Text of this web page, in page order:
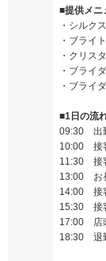
■提供メニ
・シルク
・ブライ
・クリス
・ブライ
・ブライ
■1日の流
09:30 出
10:00 接
11:30 接
13:00 お
14:00 接
15:30 接
17:00 店
18:30 退